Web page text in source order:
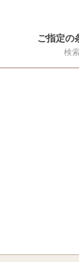
ご指定の
検